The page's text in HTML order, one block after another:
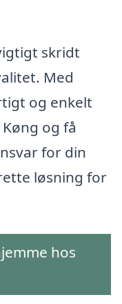
skridt
Med
og enkelt
og få
for din
løsning for
hos